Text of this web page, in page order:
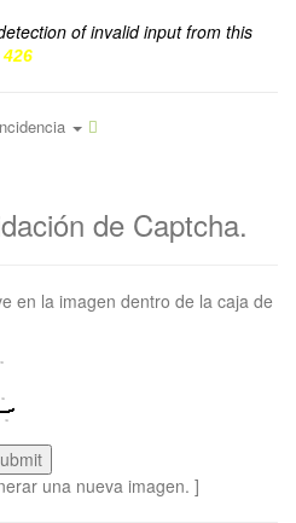
of invalid input from this
426
de Captcha.
en la imagen dentro de la caja de
una nueva imagen. ]